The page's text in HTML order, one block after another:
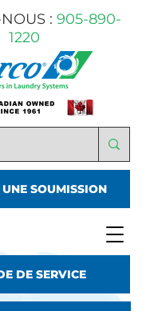
: 905-890-
1220
SOUMISSION
DE SERVICE